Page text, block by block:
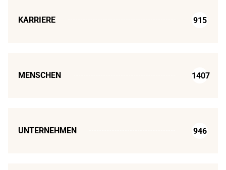
KARRIERE 915
MENSCHEN 1407
UNTERNEHMEN 946